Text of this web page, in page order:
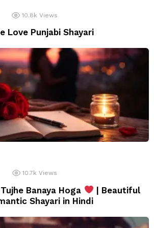
10.8k Views
Love Punjabi Shayari
10.7k Views
Banaya Hoga
| Beautiful
Shayari in Hindi